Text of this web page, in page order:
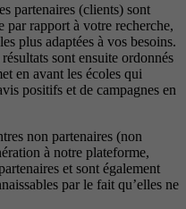
partenaires (clients) sont
par rapport à votre recherche,
plus adaptées à vos besoins.
sont ensuite ordonnés
en avant les écoles qui
positifs et de campagnes en
non partenaires (non
à notre plateforme,
et sont également
par le fait qu’elles ne